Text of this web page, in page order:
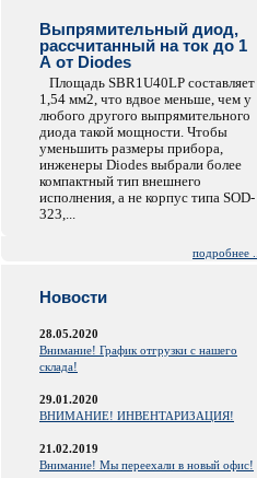
Выпрямительный диод,
рассчитанный на ток до 1
А от Diodes
Площадь SBR1U40LP составляет
1,54 мм2, что вдвое меньше, чем у
любого другого выпрямительного
диода такой мощности. Чтобы
уменьшить размеры прибора,
инженеры Diodes выбрали более
компактный тип внешнего
исполнения, а не корпус типа SOD-
323,...
подробнее ...
Новости
28.05.2020
Внимание! График отгрузки с нашего
склада!
29.01.2020
ВНИМАНИЕ! ИНВЕНТАРИЗАЦИЯ!
21.02.2019
Внимание! Мы переехали в новый офис!